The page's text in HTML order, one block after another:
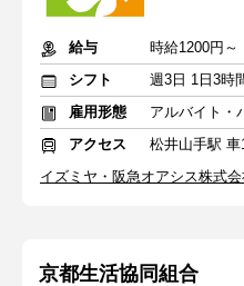
給与
シフト
週3日 1日3時
雇用形態
アルバイト・
アクセス
松井山手駅 車
イズミヤ・阪急オアシス株式
京都生活協同組合